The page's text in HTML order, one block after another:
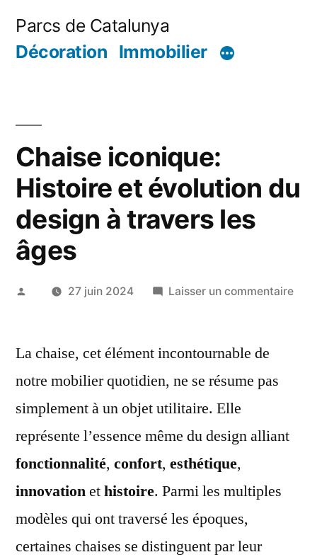
Parcs de Catalunya
Décoration Immobilier
Chaise iconique:
Histoire et évolution du
design à travers les
âges
Publié 27 juin 2024 Laisser un commentairesur
La chaise, cet élément incontournable de
notre mobilier quotidien, ne se résume pas
simplement à un objet utilitaire. Elle
représente l’essence même du design alliant
fonctionnalité, confort, esthétique,
innovationethistoire. Parmi les multiples
modèles qui ont traversé les époques,
certaines chaises se distinguent par leur